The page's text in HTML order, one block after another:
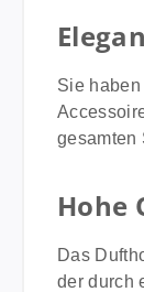
Sie
gesamten
Hohe
Das
der durch